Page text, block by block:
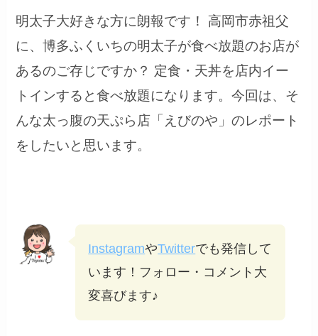
明太子大好きな方に朗報です！ 高岡市赤祖父
に、博多ふくいちの明太子が食べ放題のお店が
あるのご存じですか？ 定食・天丼を店内イー
トインすると食べ放題になります。今回は、そ
んな太っ腹の天ぷら店「えびのや」のレポート
をしたいと思います。
InstagramやTwitterでも発信して
います！フォロー・コメント大
変喜びます♪